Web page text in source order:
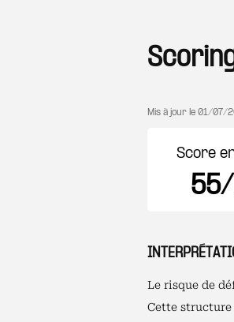
Mis à jour le 01/07/
Score
Le risque de
Cette